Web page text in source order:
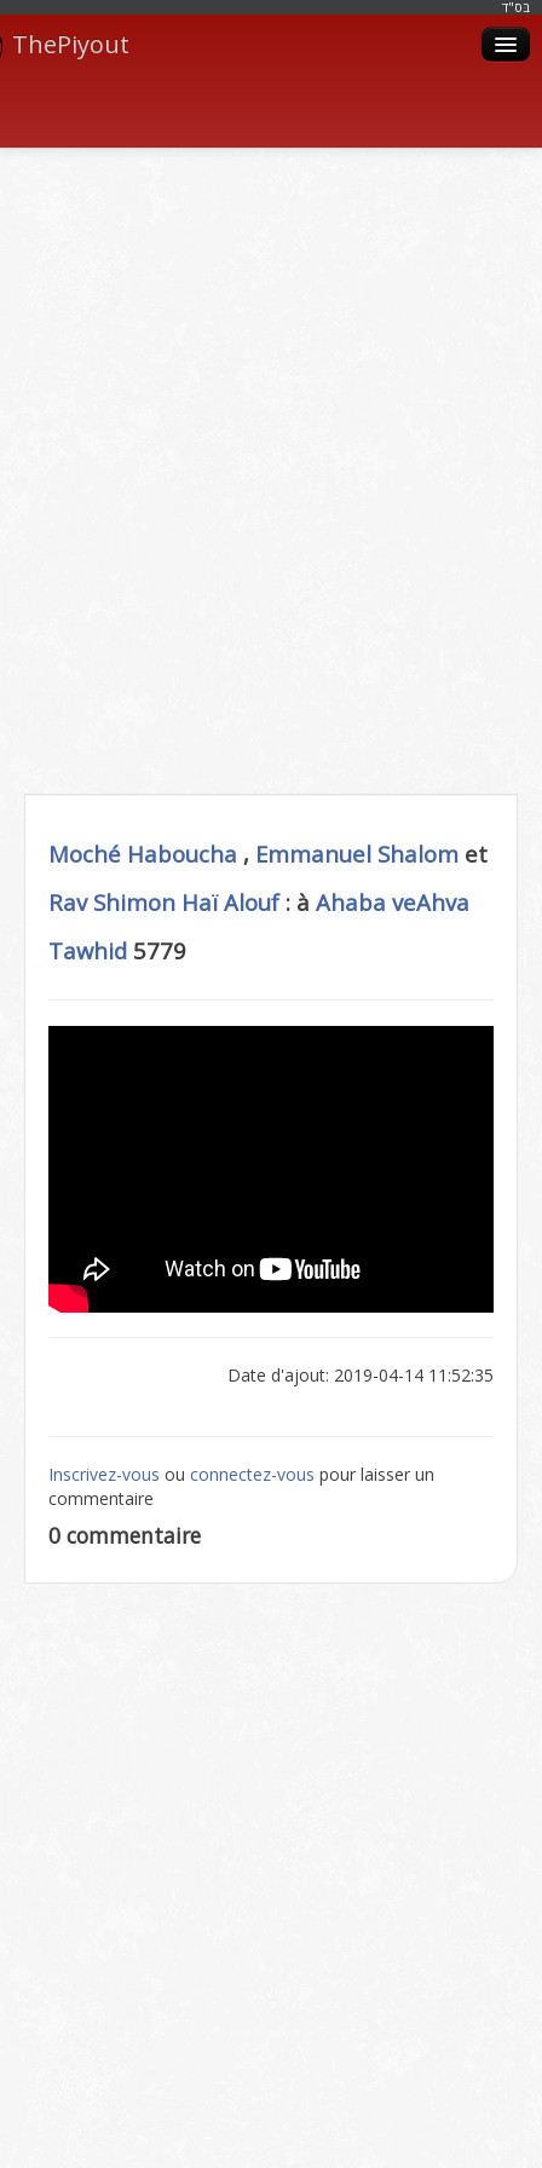
בּס"ד
ThePiyout
Moché Haboucha , Emmanuel Shalom et
Rav Shimon Haï Alouf: à Ahaba veAhva
Tawhid 5779
Date d'ajout: 2019-04-14 11:52:35
Inscrivez-vous ou connectez-vous pour laisser un
commentaire
0 commentaire